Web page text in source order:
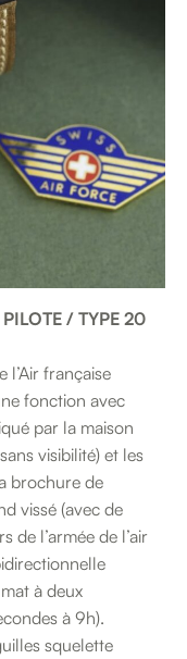
/ TYPE 20
l’Air française
fonction avec
par la maison
visibilité) et les
brochure de
vissé (avec de
de l’armée de l’air
à deux
à 9h).
squelette